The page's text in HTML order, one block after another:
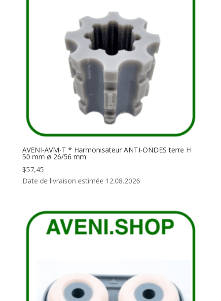
AVENI-AVM-T * Harmonisateur ANTI-ONDES terre H
50 mm ø 26/56 mm
$57,45
Date de livraison estimée 12.08.2026